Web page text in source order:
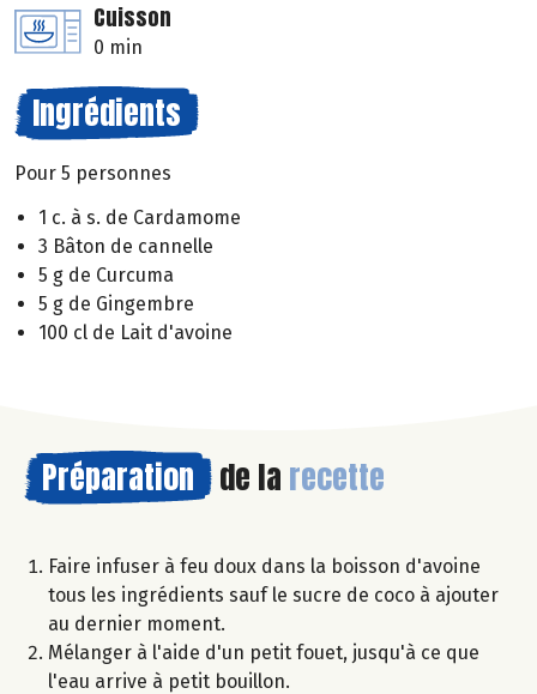
Cuisson
0 min
Ingrédients
Pour 5 personnes
1 c. à s. de Cardamome
3 Bâton de cannelle
5 g de Curcuma
5 g de Gingembre
100 cl de Lait d'avoine
Préparation de la recette
Faire infuser à feu doux dans la boisson d'avoine
tous les ingrédients sauf le sucre de coco à ajouter
au dernier moment.
Mélanger à l'aide d'un petit fouet, jusqu'à ce que
l'eau arrive à petit bouillon.